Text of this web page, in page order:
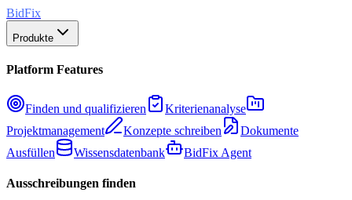
BidFix
Produkte
Platform Features
Finden und qualifizieren
Kriterienanalyse
Projektmanagement
Konzepte schreiben
Dokumente
Ausfüllen
Wissensdatenbank BidFix Agent
Ausschreibungen finden